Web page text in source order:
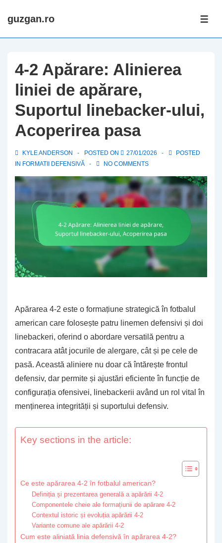
Skipguzgan.ro
4-2 Apărare: Alinierea
liniei de apărare,
Suportul linebacker-ului,
Acoperirea pasa
KYLE ANDERSON POSTED ON 27/01/2026
POSTED
IN FORMATII DEFENSIVĂ NO COMMENTS
Apărarea 4-2 este o formațiune strategică în fotbalul
american care folosește patru linemen defensivi și doi
linebackeri, oferind o abordare versatilă pentru a
contracara atât jocurile de alergare, cât și pe cele de
pasă. Această aliniere nu doar că întărește frontul
defensiv, dar permite și ajustări eficiente în funcție de
configurația ofensivei, linebackerii având un rol vital în
menținerea integrității și suportului defensiv.
Key sections in the article:
Ce este apărarea 4-2 în fotbalul american?
Definiția și prezentarea generală a apărării 4-2
Componentele cheie ale formațiunii de apărare 4-2
Contextul istoric și evoluția apărării 4-2
Variante comune ale apărării 4-2
Cum este aliniată linia defensivă în apărarea 4-2?